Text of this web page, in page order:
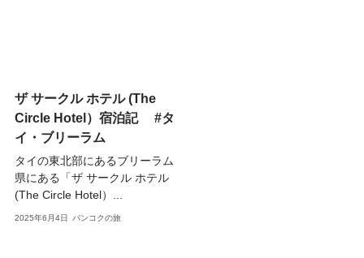
ザ サークル ホテル (The
Circle Hotel）宿泊記 #タ
イ・ブリーラム
タイの東北部にあるブリーラム
県にある「ザ サークル ホテル
(The Circle Hotel）...
2025年6月4日 バンコクの旅